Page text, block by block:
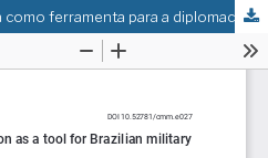
A comunicação estratégica como ferramenta para a diplomacia militar brasileira